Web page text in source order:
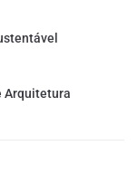
Arquitetura